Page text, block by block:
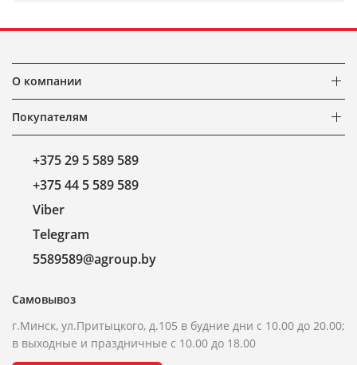
О компании
Покупателям
+375 29 5 589 589
+375 44 5 589 589
Viber
Telegram
5589589@agroup.by
Самовывоз
г.Минск, ул.Притыцкого, д.105 в будние дни с 10.00 до 20.00;
в выходные и праздничные с 10.00 до 18.00